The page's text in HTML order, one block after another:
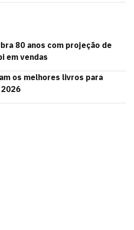
80 anos com projeção de
em vendas
os melhores livros para